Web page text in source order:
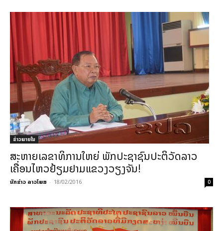
ຂ່າວພາຍ​ໃນ
ສະຫາຍເລຂາທິການໃຫຍ່ ພັກປະຊາຊົນປະຕິວັດລາວ
ເຄື່ອນໄຫວຢ້ຽມຢາມແຂວງວຽງຈັນ!
ນັກຂ່າວ ລາວໂພສ - 18/02/2016 0